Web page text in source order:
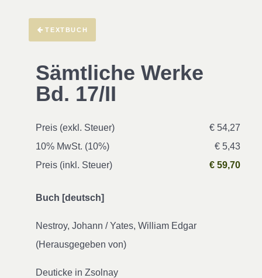
TEXTBUCH
Sämtliche Werke
Bd. 17/II
Preis (exkl. Steuer)
€ 54,27
10% MwSt. (10%)
€ 5,43
Preis (inkl. Steuer)
€ 59,70
Buch [deutsch]
Nestroy, Johann / Yates, William Edgar
(Herausgegeben von)
Deuticke in Zsolnay